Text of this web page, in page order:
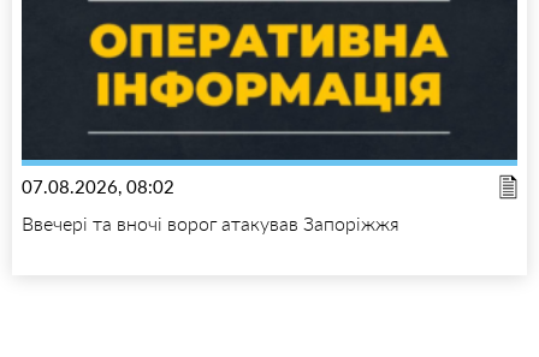
07.08.2026, 08:02
Ввечері та вночі ворог атакував Запоріжжя